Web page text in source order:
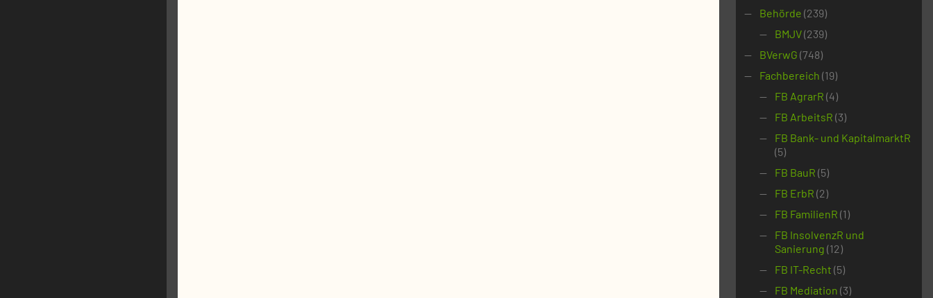
Behörde (239)
BMJV(239)
BVerwG (748)
Fachbereich (19)
FB AgrarR (4)
FB ArbeitsR (3)
FB Bank- und KapitalmarktR
(5)
FB BauR (5)
FB ErbR (2)
FB FamilienR (1)
FB InsolvenzR und
Sanierung (12)
FB IT-Recht (5)
FB Mediation (3)